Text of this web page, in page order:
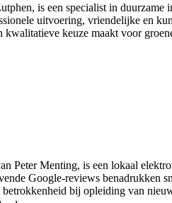
is een specialist in
uitvoering, vriendelijke en
keuze maakt voor
Peter Menting, is een lokaal
Google‑reviews
bij opleiding van